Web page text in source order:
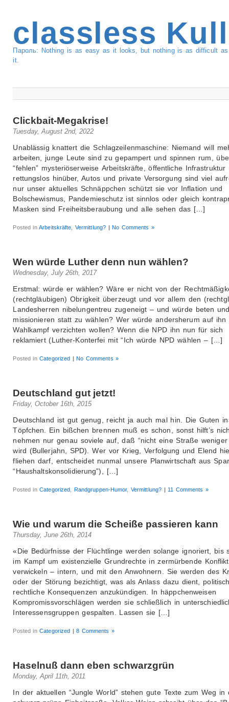
classless
Пароль: Nothing is as easy as it looks, but nothing is as difficult
it.
Clickbait-Megakrise!
Tuesday, August 2nd, 2022
Unablässig knattert die Schlagzeilenmaschine: Niemand will
arbeiten, junge Leute sind zu gepampert und spinnen rum,
“fehlen” mysteriöserweise Arbeitskräfte, öffentliche Infrastruktur
rettungslos hinüber, Autos und private Versorgung sind viel
nur unser aktuelles Schnäppchen schützt sie vor Inflation und
Bolschewismus, Pandemieschutz ist sinnlos oder gleich
Masken sind Freiheitsberaubung und alle sehen das […]
Posted inArbeitskräfte Vermittlung? | No Comments »
Wen würde Luther denn nun wählen?
Wednesday, July 26th, 2017
Erstmal: würde er wählen? Wäre er nicht von der
(rechtgläubigen) Obrigkeit überzeugt und vor allem den
Landesherren nibelungentreu zugeneigt – und würde beten
missionieren statt zu wählen? Wer würde andersherum auf ihn
Wahlkampf verzichten wollen? Wenn die NPD ihn nun für sich
reklamiert (Luther-Konterfei mit “Ich würde NPD wählen – […]
Posted inCategorized | No Comments »
Deutschland gut jetzt!
Friday, October 16th, 2015
Deutschland ist gut genug, reicht ja auch mal hin. Die Guten
Töpfchen. Ein bißchen brennen muß es schon, sonst hilft’s
nehmen nur genau soviele auf, daß “nicht eine Straße weniger
wird (Bullerjahn, SPD). Wer vor Krieg, Verfolgung und Elend
fliehen darf, entscheidet nunmal unsere Planwirtschaft aus
“Haushaltskonsolidierung”), […]
Posted inCategorized Randgruppen-Humor, Vermittlung? | 11 Comments »
Wie und warum die Scheiße passieren kann
Thursday, June 26th, 2014
«Die Bedürfnisse der Flüchtlinge werden solange ignoriert, bis
im Kampf um existenzielle Grundrechte in zermürbende
verwickeln – intern, und mit den Anwohnern. Sie werden des
oder der Störung bezichtigt, was als Anlass dazu dient,
rechtliche Konsequenzen anzukündigen. In häppchenweisen
Kompromissvorschlägen werden sie schließlich in
Interessensgruppen gespalten. Lassen sie […]
Posted inCategorized | 8 Comments »
Haselnuß dann eben schwarzgrün
Monday, April 11th, 2011
In der aktuellen “Jungle World” stehen gute Texte zum Weg in